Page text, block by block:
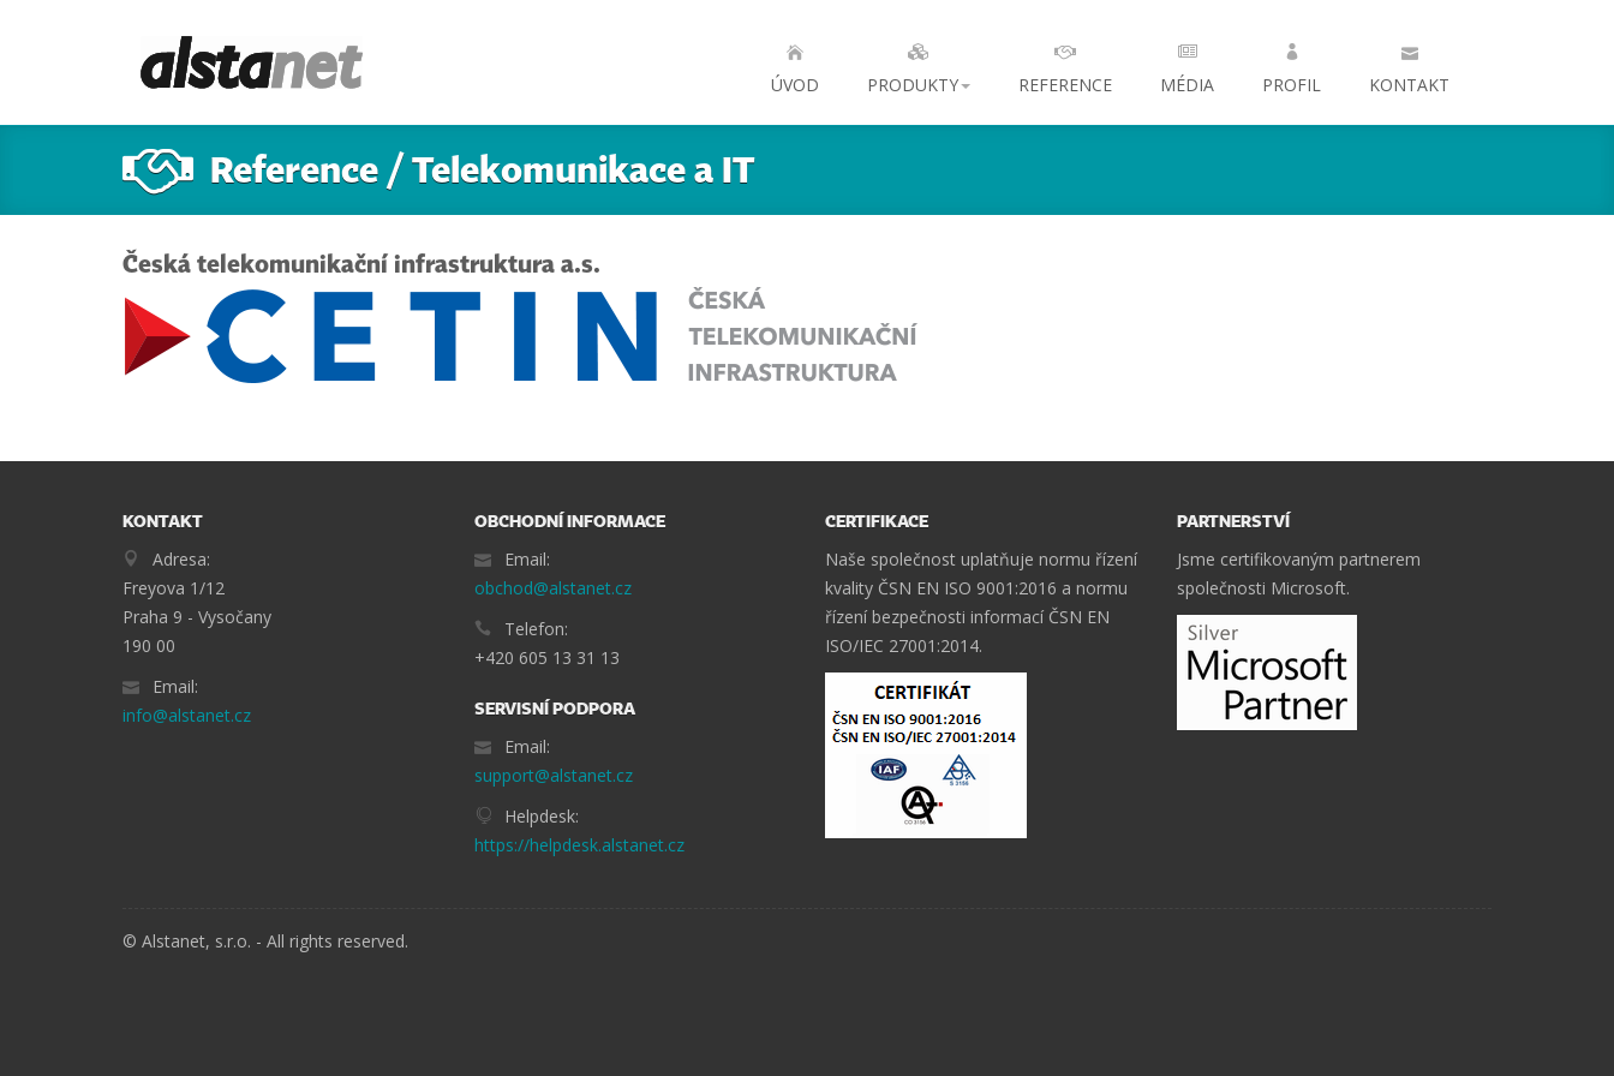
ÚVOD PRODUKTY REFERENCE MÉDIA PROFIL KONTAKT
Reference / Telekomunikace a IT
Česká telekomunikační infrastruktura a.s.
KONTAKT
Adresa:
Freyova 1/12
Praha 9 - Vysočany
190 00
Email:
info@alstanet.cz
OBCHODNÍ INFORMACE
Email:
obchod@alstanet.cz
Telefon:
+420 605 13 31 13
SERVISNÍ PODPORA
Email:
support@alstanet.cz
Helpdesk:
https://helpdesk.alstanet.cz
CERTIFIKACE
Naše společnost uplatňuje normu řízení
kvality ČSN EN ISO 9001:2016 a normu
řízení bezpečnosti informací ČSN EN
ISO/IEC 27001:2014.
PARTNERSTVÍ
Jsme certifikovaným partnerem
společnosti Microsoft.
© Alstanet, s.r.o. - All rights reserved.